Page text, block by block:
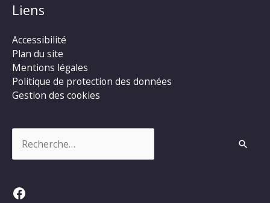
Liens
Accessibilité
Plan du site
Mentions légales
Politique de protection des données
Gestion des cookies
Facebook